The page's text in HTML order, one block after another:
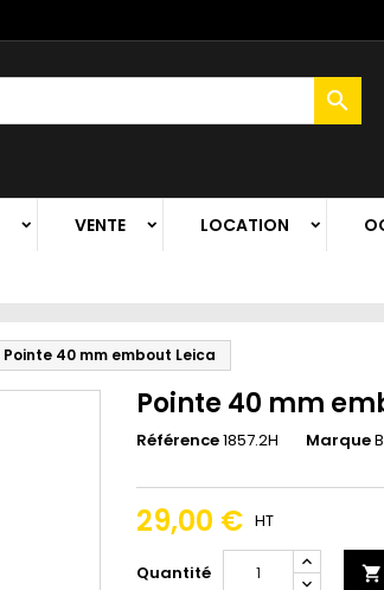

VENTE LOCATION
Pointe 40 mm embout Leica
Pointe 40 mm
Référence1857.2H Marque
29,00 € HT
Quantité 